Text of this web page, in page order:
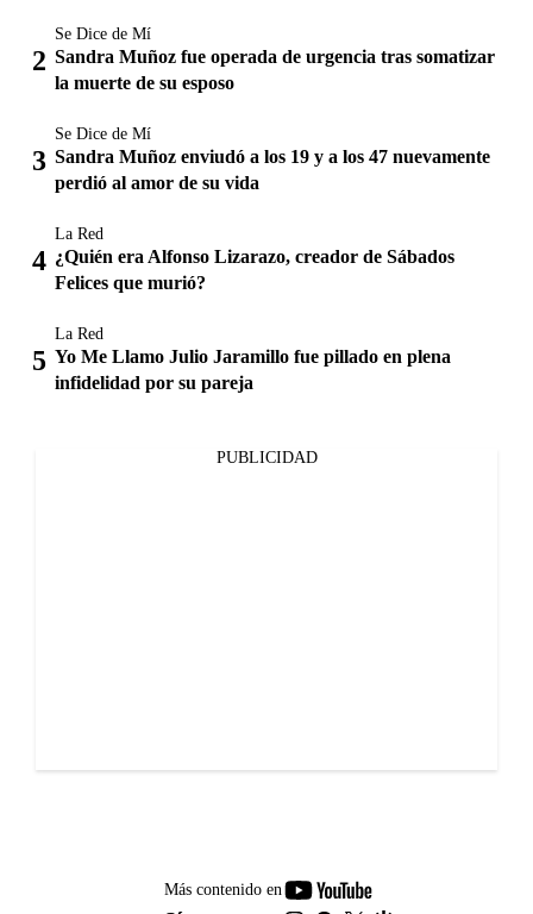
Se Dice de Mí
Sandra Muñoz fue operada de urgencia tras somatizar
la muerte de su esposo
Se Dice de Mí
Sandra Muñoz enviudó a los 19 y a los 47 nuevamente
perdió al amor de su vida
La Red
¿Quién era Alfonso Lizarazo, creador de Sábados
Felices que murió?
La Red
Yo Me Llamo Julio Jaramillo fue pillado en plena
infidelidad por su pareja
PUBLICIDAD
Más contenido en
youtube-